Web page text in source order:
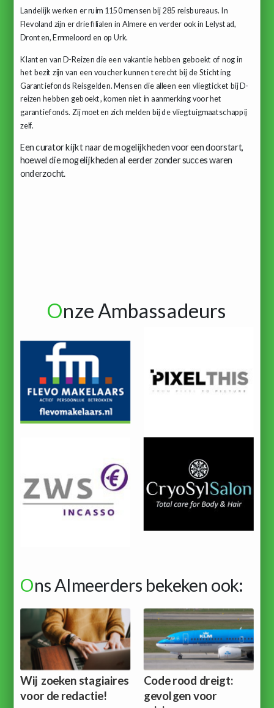
Landelijk werken er ruim 1150 mensen bij 285 reisbureaus. In
Flevoland zijn er drie filialen in Almere en verder ook in Lelystad,
Dronten, Emmeloord en op Urk.
Klanten van D-Reizen die een vakantie hebben geboekt of nog in
het bezit zijn van een voucher kunnen terecht bij de Stichting
Garantiefonds Reisgelden. Mensen die alleen een vliegticket bij D-
reizen hebben geboekt, komen niet in aanmerking voor het
garantiefonds. Zij moeten zich melden bij de vliegtuigmaatschappij
zelf.
Een curator kijkt naar de mogelijkheden voor een doorstart,
hoewel die mogelijkheden al eerder zonder succes waren
onderzocht.
Onze Ambassadeurs
Ons Almeerders bekeken ook:
Wij zoeken stagiaires
voor de redactie!
Code rood dreigt:
gevolgen voor